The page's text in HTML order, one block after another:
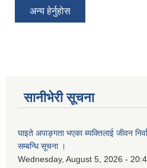
अन्य हेर्नुहोस
सानीभेरी सूचना
घाइते अपाङ्गता भएका ब्यक्तिलाई जीवन
सम्बन्धि सूचना ।
Wednesday, August 5, 2026 -